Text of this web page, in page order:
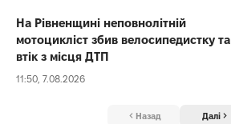
На Рівненщині неповнолітній
мотоцикліст збив велосипедистку та
втік з місця ДТП
11:50, 7.08.2026
Назад Далі